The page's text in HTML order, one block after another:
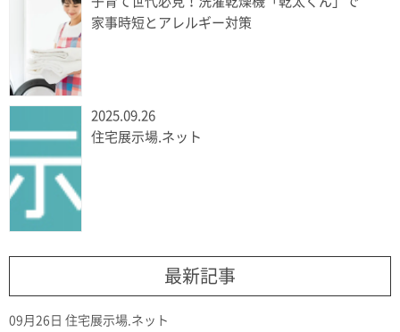
家事時短とアレルギー対策
2025.09.26
住宅展示場.ネット
最新記事
09月26日 住宅展示場.ネット